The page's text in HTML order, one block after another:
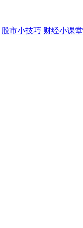
股市小技巧 财经小课堂